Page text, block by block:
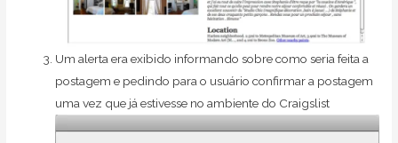
Um alerta era exibido informando sobre como seria feita a
postagem e pedindo para o usuário confirmar a postagem
uma vez que já estivesse no ambiente do Craigslist